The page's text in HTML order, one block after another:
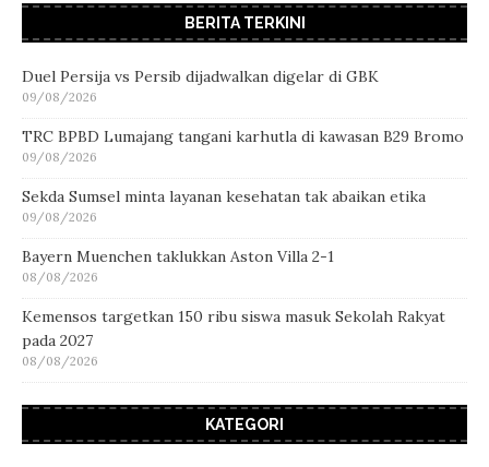
BERITA TERKINI
Duel Persija vs Persib dijadwalkan digelar di GBK
09/08/2026
TRC BPBD Lumajang tangani karhutla di kawasan B29 Bromo
09/08/2026
Sekda Sumsel minta layanan kesehatan tak abaikan etika
09/08/2026
Bayern Muenchen taklukkan Aston Villa 2-1
08/08/2026
Kemensos targetkan 150 ribu siswa masuk Sekolah Rakyat
pada 2027
08/08/2026
KATEGORI